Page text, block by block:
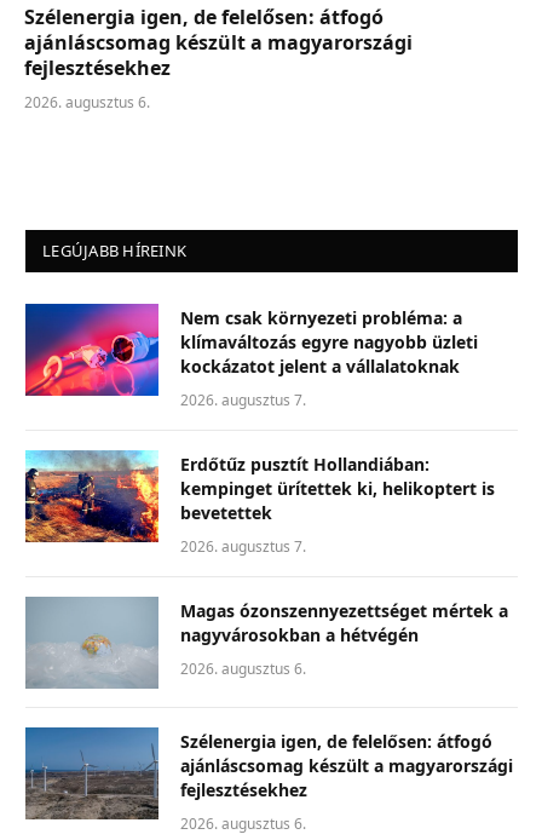
Szélenergia igen, de felelősen: átfogó
ajánláscsomag készült a magyarországi
fejlesztésekhez
2026. augusztus 6.
LEGÚJABB HÍREINK
Nem csak környezeti probléma: a
klímaváltozás egyre nagyobb üzleti
kockázatot jelent a vállalatoknak
2026. augusztus 7.
Erdőtűz pusztít Hollandiában:
kempinget ürítettek ki, helikoptert is
bevetettek
2026. augusztus 7.
Magas ózonszennyezettséget mértek a
nagyvárosokban a hétvégén
2026. augusztus 6.
Szélenergia igen, de felelősen: átfogó
ajánláscsomag készült a magyarországi
fejlesztésekhez
2026. augusztus 6.